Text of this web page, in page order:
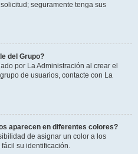
seguramente tenga sus
del Grupo?
por La Administración al crear el
de usuarios, contacte con La
aparecen en diferentes colores?
de asignar un color a los
su identificación.